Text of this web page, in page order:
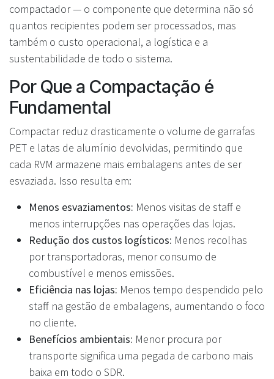
compactador — o componente que determina não só
quantos recipientes podem ser processados, mas
também o custo operacional, a logística e a
sustentabilidade de todo o sistema.
Por Que a Compactação é
Fundamental
Compactar reduz drasticamente o volume de garrafas
PET e latas de alumínio devolvidas, permitindo que
cada RVM armazene mais embalagens antes de ser
esvaziada. Isso resulta em:
Menos esvaziamentos: Menos visitas de staff e
menos interrupções nas operações das lojas.
Redução dos custos logísticos: Menos recolhas
por transportadoras, menor consumo de
combustível e menos emissões.
Eficiência nas lojas: Menos tempo despendido pelo
staff na gestão de embalagens, aumentando o foco
no cliente.
Benefícios ambientais: Menor procura por
transporte significa uma pegada de carbono mais
baixa em todo o SDR.